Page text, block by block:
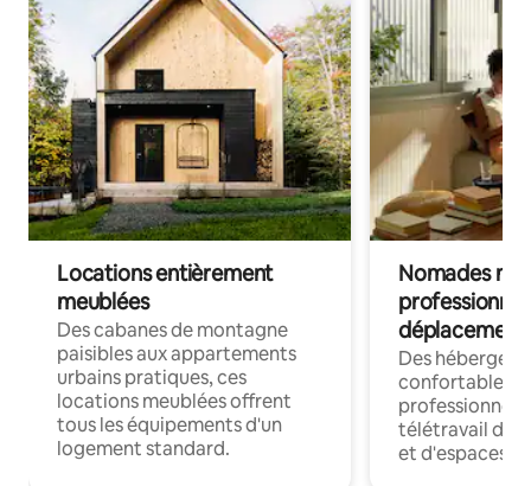
Locations entièrement
meublées
Des cabanes de montagne
paisibles aux appartements
urbains pratiques, ces
locations meublées offrent
tous les équipements d'un
logement standard.
Nomades
déplacement
Des
confortables
professionnels
télétravail
et d'espaces